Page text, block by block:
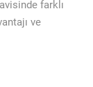
farklı
ve